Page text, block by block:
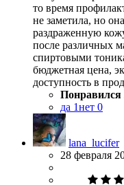
то время
не заметила, но
раздраженную
после различных
спиртовыми
бюджетная цена,
доступность в
Понравился
да 1нет 0
lana_lucifer
28 февраля